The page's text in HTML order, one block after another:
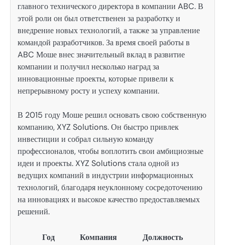
главного технического директора в компании ABC. В
этой роли он был ответственен за разработку и
внедрение новых технологий, а также за управление
командой разработчиков. За время своей работы в
ABC Моше внес значительный вклад в развитие
компании и получил несколько наград за
инновационные проекты, которые привели к
непрерывному росту и успеху компании.
В 2015 году Моше решил основать свою собственную
компанию, XYZ Solutions. Он быстро привлек
инвестиции и собрал сильную команду
профессионалов, чтобы воплотить свои амбициозные
идеи и проекты. XYZ Solutions стала одной из
ведущих компаний в индустрии информационных
технологий, благодаря неуклонному сосредоточению
на инновациях и высокое качество предоставляемых
решений.
Год Компания Должность